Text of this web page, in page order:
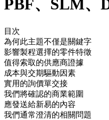
PBF、SLM、
目次
為何此主題不僅是關鍵字
影響製程選擇的零件特徵
值得索取的供應商證據
成本與交期驅動因素
實用的詢價單交接
我們將確認的商業範圍
應發送給新易的內容
我們通常澄清的相關問題